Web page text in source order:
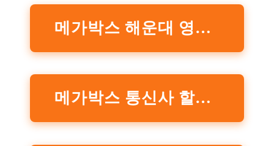
메가박스 해운대 영화관람료 공식홈페이지 확인하기
메가박스 통신사 할인 공식홈페이지 확인하기